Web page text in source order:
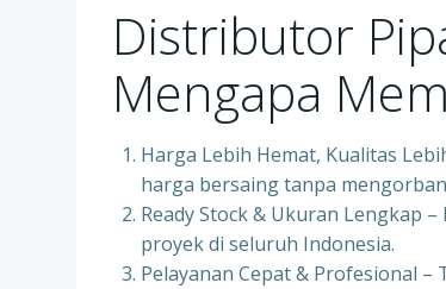
Distributor
Mengapa
Harga Lebih Hemat, Kualitas
harga bersaing tanpa
Ready Stock & Ukuran Lengkap
proyek di seluruh Indonesia.
Pelayanan Cepat & Profesional